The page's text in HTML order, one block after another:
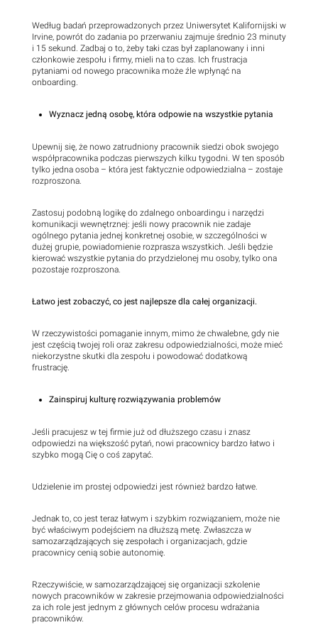
Według badań przeprowadzonych przez Uniwersytet Kalifornijski w
Irvine, powrót do zadania po przerwaniu zajmuje średnio 23 minuty
i 15 sekund. Zadbaj o to, żeby taki czas był zaplanowany i inni
członkowie zespołu i firmy, mieli na to czas. Ich frustracja
pytaniami od nowego pracownika może źle wpłynąć na
onboarding.
Wyznacz jedną osobę, która odpowie na wszystkie pytania
Upewnij się, że nowo zatrudniony pracownik siedzi obok swojego
współpracownika podczas pierwszych kilku tygodni. W ten sposób
tylko jedna osoba – która jest faktycznie odpowiedzialna – zostaje
rozproszona.
Zastosuj podobną logikę do zdalnego onboardingu i narzędzi
komunikacji wewnętrznej: jeśli nowy pracownik nie zadaje
ogólnego pytania jednej konkretnej osobie, w szczególności w
dużej grupie, powiadomienie rozprasza wszystkich. Jeśli będzie
kierować wszystkie pytania do przydzielonej mu osoby, tylko ona
pozostaje rozproszona.
Łatwo jest zobaczyć, co jest najlepsze dla całej organizacji.
W rzeczywistości pomaganie innym, mimo że chwalebne, gdy nie
jest częścią twojej roli oraz zakresu odpowiedzialności, może mieć
niekorzystne skutki dla zespołu i powodować dodatkową
frustrację.
Zainspiruj kulturę rozwiązywania problemów
Jeśli pracujesz w tej firmie już od dłuższego czasu i znasz
odpowiedzi na większość pytań, nowi pracownicy bardzo łatwo i
szybko mogą Cię o coś zapytać.
Udzielenie im prostej odpowiedzi jest również bardzo łatwe.
Jednak to, co jest teraz łatwym i szybkim rozwiązaniem, może nie
być właściwym podejściem na dłuższą metę. Zwłaszcza w
samozarządzających się zespołach i organizacjach, gdzie
pracownicy cenią sobie autonomię.
Rzeczywiście, w samozarządzającej się organizacji szkolenie
nowych pracowników w zakresie przejmowania odpowiedzialności
za ich role jest jednym z głównych celów procesu wdrażania
pracowników.